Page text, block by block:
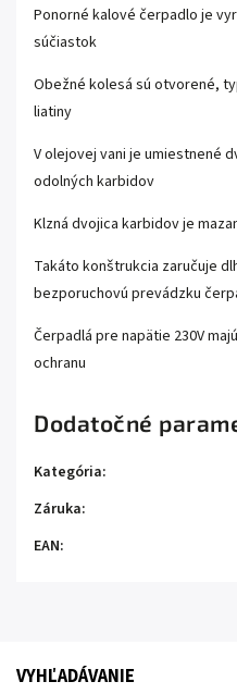
Ponorné kalové čerpadlo je
súčiastok
Obežné kolesá sú otvorené,
liatiny
V olejovej vani je umiestnené
odolných karbidov
Klzná dvojica karbidov je
Takáto konštrukcia zaručuje
bezporuchovú prevádzku
Čerpadlá pre napätie 230V
ochranu
Dodatočné
Kategória:
Záruka:
EAN:
VYHĽADÁVANIE